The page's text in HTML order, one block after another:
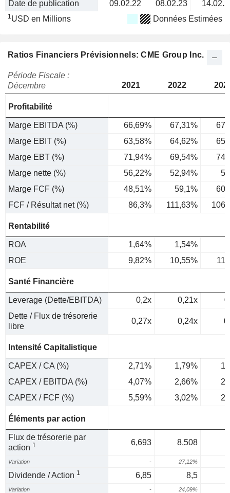
Date de publication 09.02.22 08.02.23
1USD en Millions Données Estimées
Ratios Financiers Prévisionnels: CME Group Inc.
Période Fiscale :
Décembre
2021 2022
Profitabilité
Marge EBITDA (%) 66,69% 67,31%
Marge EBIT (%)
63,58% 64,62%
Marge EBT (%)
71,94% 69,54%
Marge nette (%)
56,22% 52,94%
Marge FCF (%)
48,51% 59,1%
FCF / Résultat net (%)
86,3% 111,63%
Rentabilité
ROA 1,64% 1,54%
ROE
9,82% 10,55%
Santé Financière
Leverage (Dette/EBITDA) 0,2x 0,21x
Dette / Flux de trésorerie
libre
0,27x 0,24x
Intensité Capitalistique
CAPEX / CA (%) 2,71% 1,79%
CAPEX / EBITDA (%)
4,07% 2,66%
CAPEX / FCF (%)
5,59% 3,02%
Éléments par action
Flux de trésorerie par
action 1 6,693 8,508
Variation - 27,12%
Dividende / Action 1 6,85 8,5
Variation - 24,09%